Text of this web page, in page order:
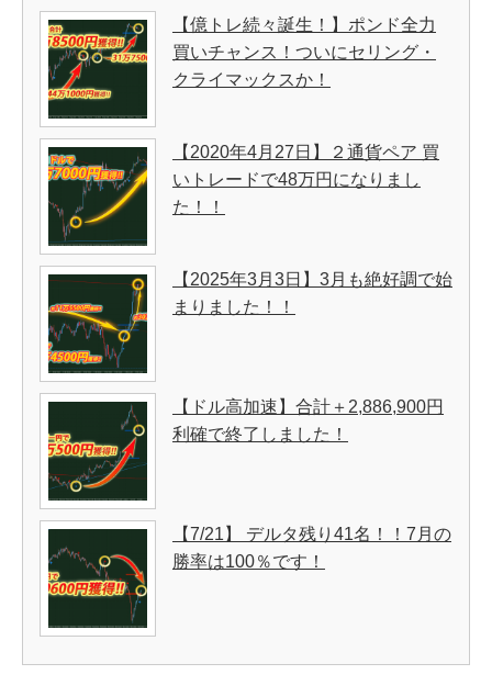
【億トレ続々誕生！】ポンド全力
買いチャンス！ついにセリング・
クライマックスか！
【2020年4月27日】２通貨ペア 買
いトレードで48万円になりまし
た！！
【2025年3月3日】3月も絶好調で始
まりました！！
【ドル高加速】合計＋2,886,900円
利確で終了しました！
【7/21】 デルタ残り41名！！7月の
勝率は100％です！